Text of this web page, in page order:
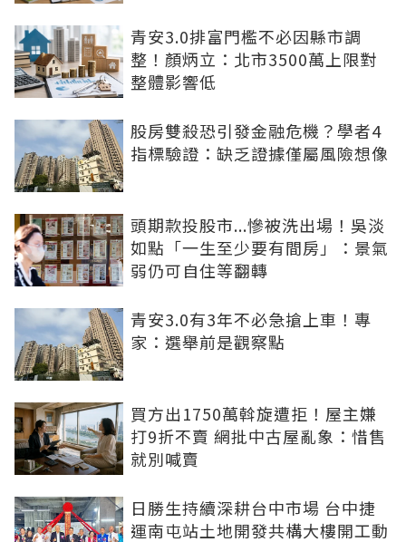
青安3.0排富門檻不必因縣市調
整！顏炳立：北市3500萬上限對
整體影響低
股房雙殺恐引發金融危機？學者4
指標驗證：缺乏證據僅屬風險想像
頭期款投股市...慘被洗出場！吳淡
如點「一生至少要有間房」：景氣
弱仍可自住等翻轉
青安3.0有3年不必急搶上車！專
家：選舉前是觀察點
買方出1750萬斡旋遭拒！屋主嫌
打9折不賣 網批中古屋亂象：惜售
就別喊賣
日勝生持續深耕台中市場 台中捷
運南屯站土地開發共構大樓開工動